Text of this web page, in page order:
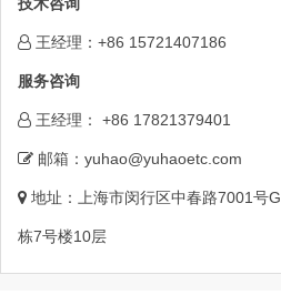
王经理：+86 15721407186
服务咨询
王经理： +86 17821379401
邮箱：yuhao@yuhaoetc.com
地址：上海市闵行区中春路7001号G
栋7号楼10层